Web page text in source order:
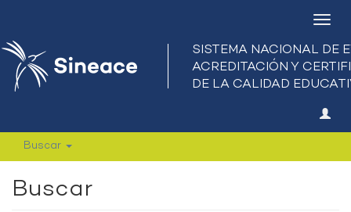
Buscar
Buscar